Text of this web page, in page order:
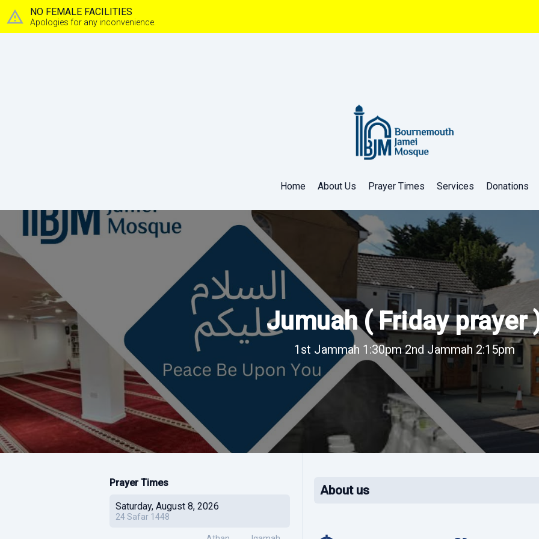
NO FEMALE FACILITIES
Apologies for any inconvenience.
Home About Us Prayer Times Services Donations
Jumuah ( Friday prayer
1st Jammah 1:30pm 2nd Jammah 2:15pm
Prayer Times
Saturday, August 8, 2026
24Safar 1448
About us